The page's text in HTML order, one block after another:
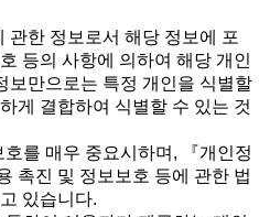
관한정보로서해당정보에포
등의사항에의하여해당개인
만으로는특정개인을식별할
게결합하여식별할수있는것
를매우중요시하며,『개인정
촉진및정보보호등에관한법
있습니다.